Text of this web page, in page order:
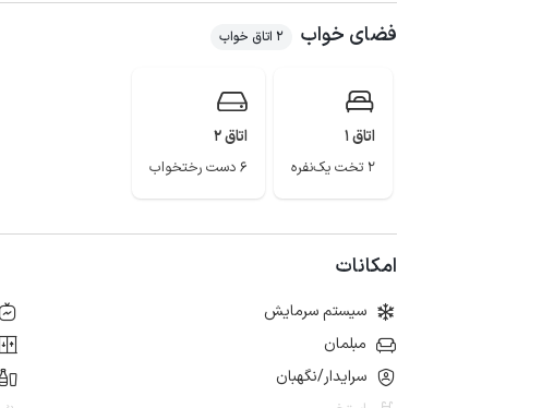
فضای خواب 2 اتاق خواب
اتاق 1
2 تخت یک‌نفره
اتاق 2
6 دست رختخواب
امکانات
سیستم سرمایش
مبلمان
سرایدار/نگهبان